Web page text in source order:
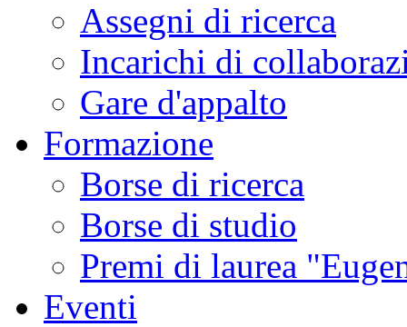
Assegni di ricerca
Incarichi di
Gare d'appalto
Formazione
Borse di ricerca
Borse di studio
Premi di laurea
Eventi